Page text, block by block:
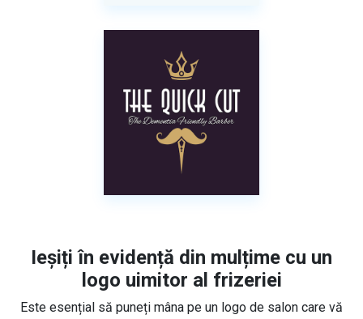
Ieșiți în evidență din mulțime cu un
logo uimitor al frizeriei
Este esențial să puneți mâna pe un logo de salon care vă